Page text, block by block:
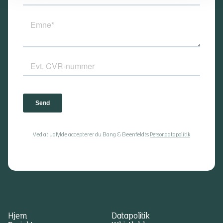
Ved at udfylde accepterer du Bang & Beenfeldts Persondatapolitik
Hjem
Datapolitik